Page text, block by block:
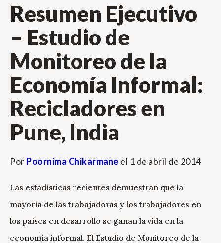
Resumen Ejecutivo
– Estudio de
Monitoreo de la
Economía Informal:
Recicladores en
Pune, India
Por Poornima Chikarmane el 1 de abril de 2014
Las estadísticas recientes demuestran que la
mayoría de las trabajadoras y los trabajadores en
los países en desarrollo se ganan la vida en la
economía informal. El Estudio de Monitoreo de la